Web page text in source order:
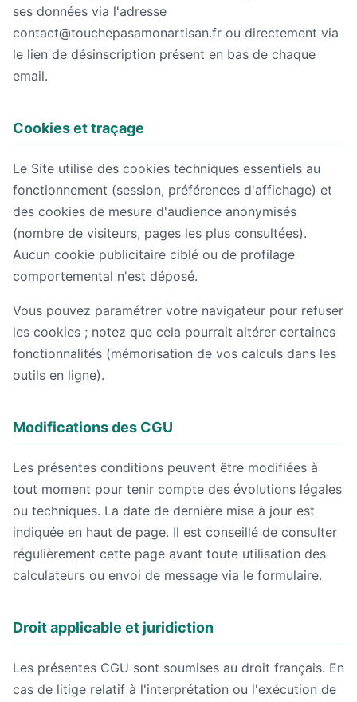
ses données via l'adresse
contact@touchepasamonartisan.fr ou directement via
le lien de désinscription présent en bas de chaque
email.
Cookies et traçage
Le Site utilise des cookies techniques essentiels au
fonctionnement (session, préférences d'affichage) et
des cookies de mesure d'audience anonymisés
(nombre de visiteurs, pages les plus consultées).
Aucun cookie publicitaire ciblé ou de profilage
comportemental n'est déposé.
Vous pouvez paramétrer votre navigateur pour refuser
les cookies ; notez que cela pourrait altérer certaines
fonctionnalités (mémorisation de vos calculs dans les
outils en ligne).
Modifications des CGU
Les présentes conditions peuvent être modifiées à
tout moment pour tenir compte des évolutions légales
ou techniques. La date de dernière mise à jour est
indiquée en haut de page. Il est conseillé de consulter
régulièrement cette page avant toute utilisation des
calculateurs ou envoi de message via le formulaire.
Droit applicable et juridiction
Les présentes CGU sont soumises au droit français. En
cas de litige relatif à l'interprétation ou l'exécution de